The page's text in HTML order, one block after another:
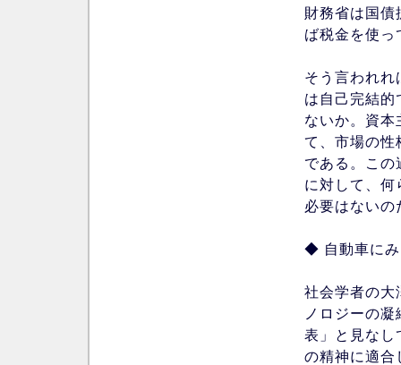
財務省は国債
ば税金を使っ
そう言われれ
は自己完結的
ないか。資本
て、市場の性
である。この
に対して、何
必要はないの
◆ 自動車にみ
社会学者の大
ノロジーの
表」と見なし
の精神に適合